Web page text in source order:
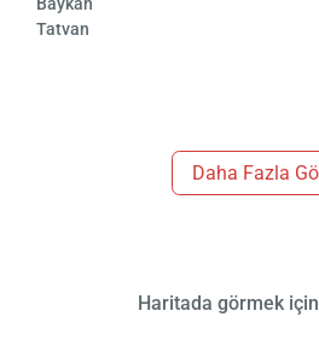
Baykan
Tatvan
Daha Fazla
Haritada görmek için